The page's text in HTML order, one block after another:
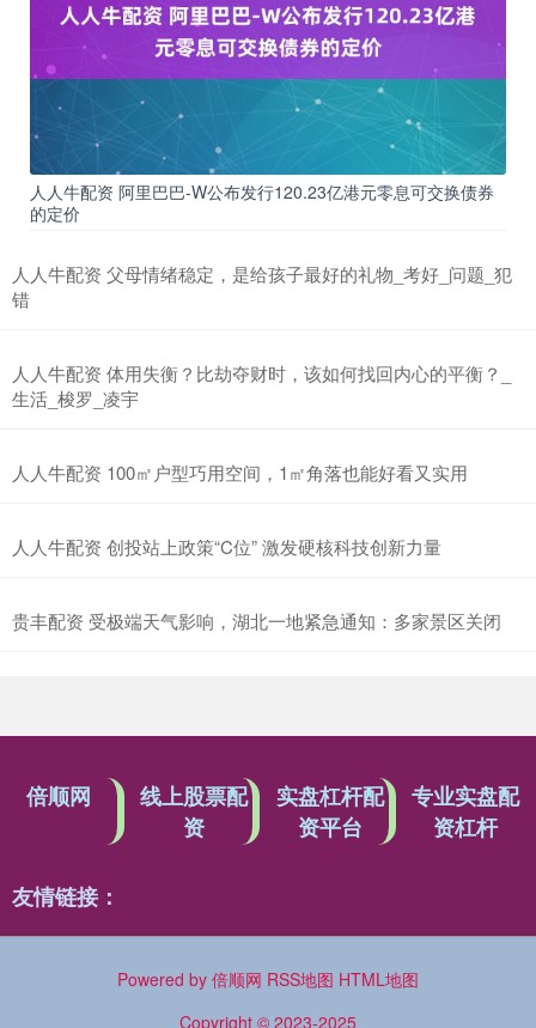
人人牛配资 阿里巴巴-W公布发行120.23亿港元零息可交换债券
的定价
人人牛配资 父母情绪稳定，是给孩子最好的礼物_考好_问题_犯
错
人人牛配资 体用失衡？比劫夺财时，该如何找回内心的平衡？_
生活_梭罗_凌宇
人人牛配资 100㎡户型巧用空间，1㎡角落也能好看又实用
人人牛配资 创投站上政策“C位” 激发硬核科技创新力量
贵丰配资 受极端天气影响，湖北一地紧急通知：多家景区关闭
倍顺网
线上股票配
资
实盘杠杆配
资平台
专业实盘配
资杠杆
友情链接：
Powered by 倍顺网 RSS地图 HTML地图
Copyright © 2023-2025